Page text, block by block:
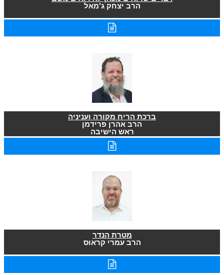
הרב יצחק ג'מאל
ברכת הריח מקורה ועניניה
הרב אהרן פרידמן
ראש הישיבה
מטרת הנדר
הרב עמרי קראוס